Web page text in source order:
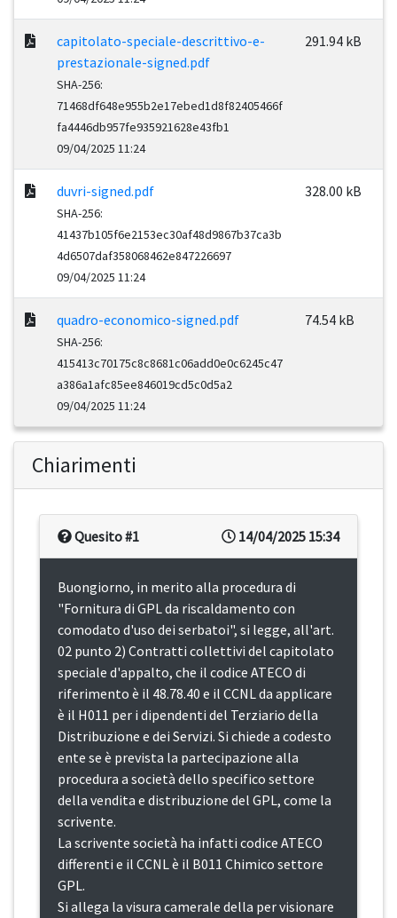
capitolato-speciale-descrittivo-e-
prestazionale-signed.pdf
SHA-256:
71468df648e955b2e17ebed1d8f82405466f
fa4446db957fe935921628e43fb1
09/04/2025 11:24
291.94 kB
duvri-signed.pdf
SHA-256:
41437b105f6e2153ec30af48d9867b37ca3b
4d6507daf358068462e847226697
09/04/2025 11:24
328.00 kB
quadro-economico-signed.pdf
SHA-256:
415413c70175c8c8681c06add0e0c6245c47
a386a1afc85ee846019cd5c0d5a2
09/04/2025 11:24
74.54 kB
Chiarimenti
14/04/2025 15:34
Quesito #1
Buongiorno, in merito alla procedura di
"Fornitura di GPL da riscaldamento con
comodato d'uso dei serbatoi", si legge, all'art.
02 punto 2) Contratti collettivi del capitolato
speciale d'appalto, che il codice ATECO di
riferimento è il 48.78.40 e il CCNL da applicare
è il H011 per i dipendenti del Terziario della
Distribuzione e dei Servizi. Si chiede a codesto
ente se è prevista la partecipazione alla
procedura a società dello specifico settore
della vendita e distribuzione del GPL, come la
scrivente.
La scrivente società ha infatti codice ATECO
differenti e il CCNL è il B011 Chimico settore
GPL.
Si allega la visura camerale della per visionare